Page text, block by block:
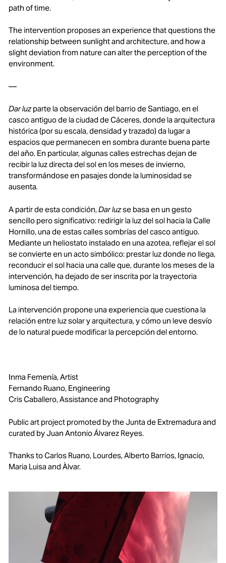
path of time.
The intervention proposes an experience that questions the
relationship between sunlight and architecture, and how a
slight deviation from nature can alter the perception of the
environment.
––
Dar luzparte la observación del barrio de Santiago, en el
casco antiguo de la ciudad de Cáceres, donde la arquitectura
histórica (por su escala, densidad y trazado) da lugar a
espacios que permanecen en sombra durante buena parte
del año. En particular, algunas calles estrechas dejan de
recibir la luz directa del sol en los meses de invierno,
transformándose en pasajes donde la luminosidad se
ausenta.
A partir de esta condición,Dar luzse basa en un gesto
sencillo pero significativo: redirigir la luz del sol hacia la Calle
Hornillo, una de estas calles sombrías del casco antiguo.
Mediante un heliostato instalado en una azotea, reflejar el sol
se convierte en un acto simbólico: prestar luz donde no llega,
reconducir el sol hacia una calle que, durante los meses de la
intervención, ha dejado de ser inscrita por la trayectoria
luminosa del tiempo.
La intervención propone una experiencia que cuestiona la
relación entre luz solar y arquitectura, y cómo un leve desvío
de lo natural puede modificar la percepción del entorno.
Inma Femenía, Artist
Fernando Ruano, Engineering
Cris Caballero, Assistance and Photography
Public art project promoted by the Junta de Extremadura and
curated by Juan Antonio Álvarez Reyes.
Thanks to Carlos Ruano, Lourdes, Alberto Barrios, Ignacio,
Maria Luisa and Àlvar.